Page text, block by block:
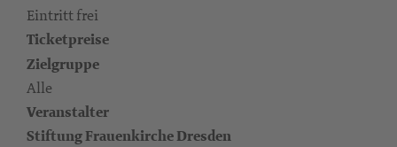
Eintritt frei
Ticketpreise
Zielgruppe
Alle
Veranstalter
Stiftung Frauenkirche Dresden